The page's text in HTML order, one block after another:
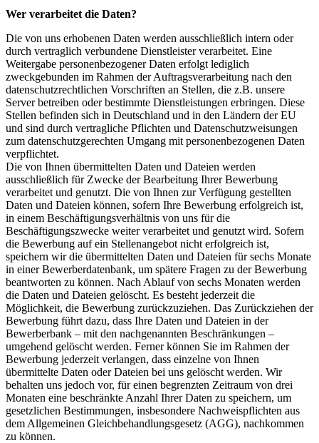
Wer verarbeitet die Daten?
Die von uns erhobenen Daten werden ausschließlich intern oder
durch vertraglich verbundene Dienstleister verarbeitet. Eine
Weitergabe personenbezogener Daten erfolgt lediglich
zweckgebunden im Rahmen der Auftragsverarbeitung nach den
datenschutzrechtlichen Vorschriften an Stellen, die z.B. unsere
Server betreiben oder bestimmte Dienstleistungen erbringen. Diese
Stellen befinden sich in Deutschland und in den Ländern der EU
und sind durch vertragliche Pflichten und Datenschutzweisungen
zum datenschutzgerechten Umgang mit personenbezogenen Daten
verpflichtet.
Die von Ihnen übermittelten Daten und Dateien werden
ausschließlich für Zwecke der Bearbeitung Ihrer Bewerbung
verarbeitet und genutzt. Die von Ihnen zur Verfügung gestellten
Daten und Dateien können, sofern Ihre Bewerbung erfolgreich ist,
in einem Beschäftigungsverhältnis von uns für die
Beschäftigungszwecke weiter verarbeitet und genutzt wird. Sofern
die Bewerbung auf ein Stellenangebot nicht erfolgreich ist,
speichern wir die übermittelten Daten und Dateien für sechs Monate
in einer Bewerberdatenbank, um spätere Fragen zu der Bewerbung
beantworten zu können. Nach Ablauf von sechs Monaten werden
die Daten und Dateien gelöscht. Es besteht jederzeit die
Möglichkeit, die Bewerbung zurückzuziehen. Das Zurückziehen der
Bewerbung führt dazu, dass Ihre Daten und Dateien in der
Bewerberbank – mit den nachgenannten Beschränkungen –
umgehend gelöscht werden. Ferner können Sie im Rahmen der
Bewerbung jederzeit verlangen, dass einzelne von Ihnen
übermittelte Daten oder Dateien bei uns gelöscht werden. Wir
behalten uns jedoch vor, für einen begrenzten Zeitraum von drei
Monaten eine beschränkte Anzahl Ihrer Daten zu speichern, um
gesetzlichen Bestimmungen, insbesondere Nachweispflichten aus
dem Allgemeinen Gleichbehandlungsgesetz (AGG), nachkommen
zu können.